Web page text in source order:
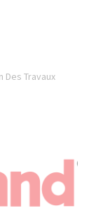
Des Travaux